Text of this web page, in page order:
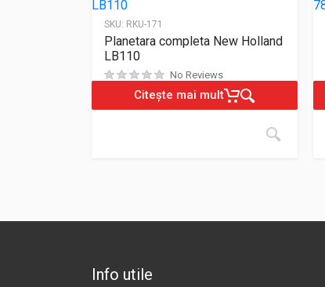
SKU: RKU-171
Planetara completa New Holland
LB110
No Reviews
Citește mai mult
Info utile